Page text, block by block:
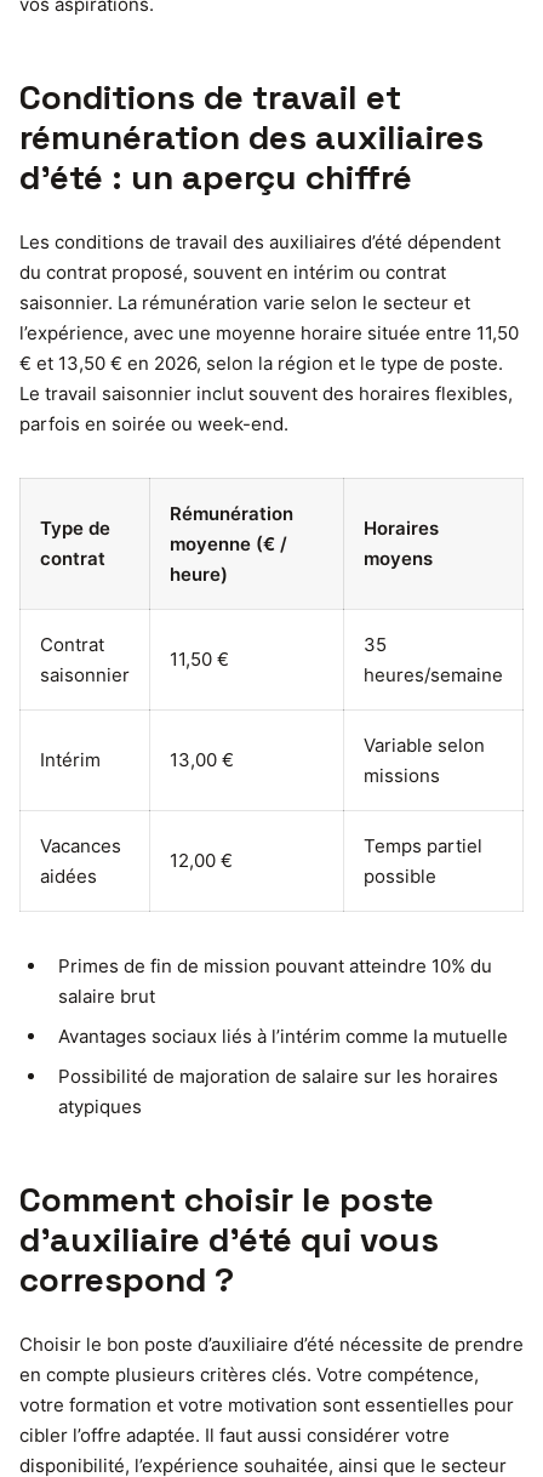
Conditions de travail et
rémunération des auxiliaires
d’été : un aperçu chiffré
Les conditions de travail des auxiliaires d’été dépendent
du contrat proposé, souvent en intérim ou contrat
saisonnier. La rémunération varie selon le secteur et
l’expérience, avec une moyenne horaire située entre 11,50
€ et 13,50 € en 2026, selon la région et le type de poste.
Le travail saisonnier inclut souvent des horaires flexibles,
parfois en soirée ou week-end.
Type de
contrat
Rémunération
moyenne (€ /
heure)
Horaires
moyens
Contrat
saisonnier
11,50 €
35
heures/semaine
Intérim 13,00 €
Variable selon
missions
Vacances
aidées
12,00 €
Temps partiel
possible
Primes de fin de mission pouvant atteindre 10% du
salaire brut
Avantages sociaux liés à l’intérim comme la mutuelle
Possibilité de majoration de salaire sur les horaires
atypiques
Comment choisir le poste
d’auxiliaire d’été qui vous
correspond ?
Choisir le bon poste d’auxiliaire d’été nécessite de prendre
en compte plusieurs critères clés. Votre compétence,
votre formation et votre motivation sont essentielles pour
cibler l’offre adaptée. Il faut aussi considérer votre
disponibilité, l’expérience souhaitée, ainsi que le secteur